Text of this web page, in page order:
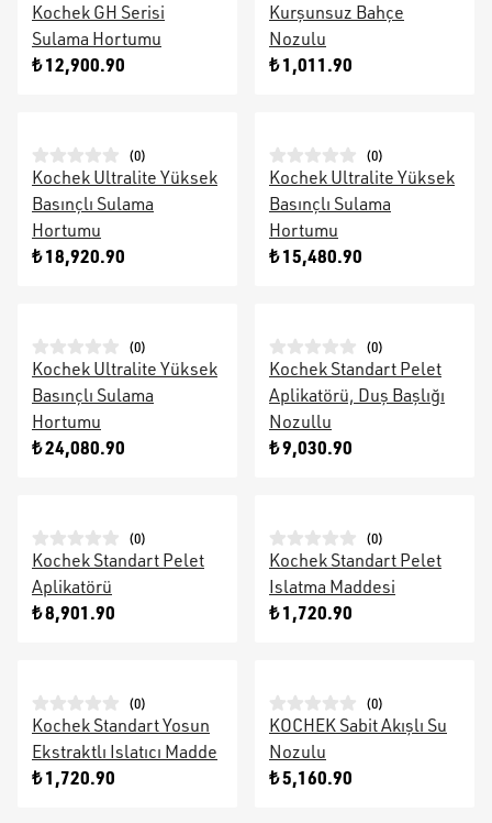
Kochek GH Serisi
Sulama Hortumu
₺ 12,900.90
Kurşunsuz Bahçe
Nozulu
₺ 1,011.90
(0)
Kochek Ultralite Yüksek
Basınçlı Sulama
Hortumu
₺ 18,920.90
(0)
Kochek Ultralite Yüksek
Basınçlı Sulama
Hortumu
₺ 15,480.90
(0)
Kochek Ultralite Yüksek
Basınçlı Sulama
Hortumu
₺ 24,080.90
(0)
Kochek Standart Pelet
Aplikatörü, Duş Başlığı
Nozullu
₺ 9,030.90
(0)
Kochek Standart Pelet
Aplikatörü
₺ 8,901.90
(0)
Kochek Standart Pelet
Islatma Maddesi
₺ 1,720.90
(0)
Kochek Standart Yosun
Ekstraktlı Islatıcı Madde
₺ 1,720.90
(0)
KOCHEK Sabit Akışlı Su
Nozulu
₺ 5,160.90